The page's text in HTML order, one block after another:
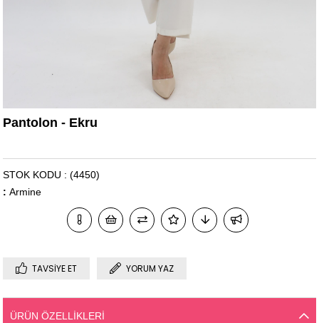
Pantolon - Ekru
(4450)
STOK KODU
: Armine
TAVSIYE ET YORUM YAZ
ÜRÜN ÖZELLIKLERI